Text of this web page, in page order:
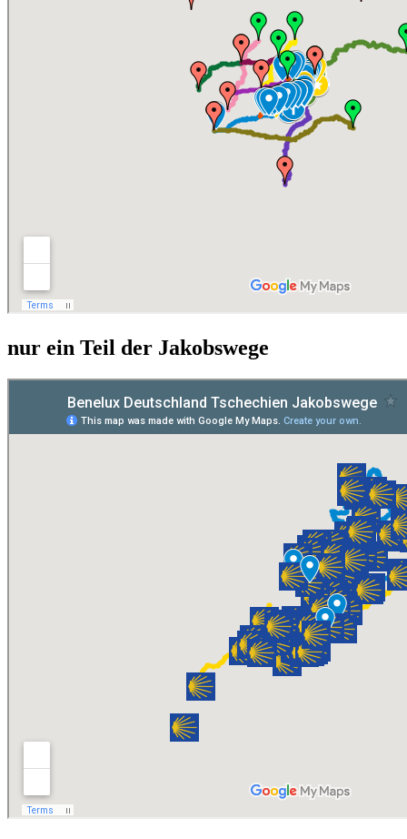
nur ein Teil der Jakobswege